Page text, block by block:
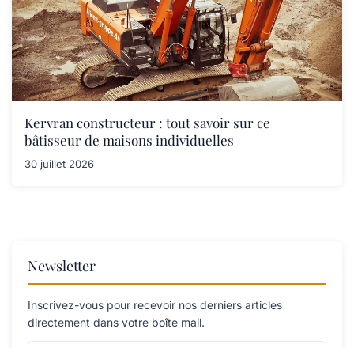
Kervran constructeur : tout savoir sur ce
bâtisseur de maisons individuelles
30 juillet 2026
Newsletter
Inscrivez-vous pour recevoir nos derniers articles
directement dans votre boîte mail.